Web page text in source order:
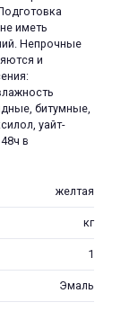
иметь
Непрочные
и
битумные,
уайт-
в
желтая
кг
1
Эмаль